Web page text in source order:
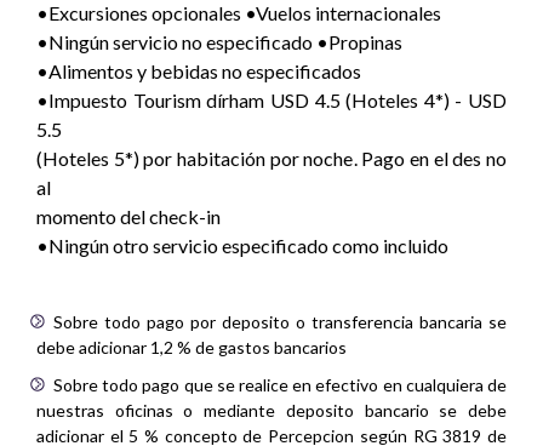
•Excursiones opcionales •Vuelos internacionales
•Ningún servicio no especificado •Propinas
•Alimentos y bebidas no especificados
•Impuesto Tourism dírham USD 4.5 (Hoteles 4*) - USD
5.5
(Hoteles 5*) por habitación por noche. Pago en el des no
al
momento del check-in
•Ningún otro servicio especificado como incluido
Sobre todo pago por deposito o transferencia bancaria se
debe adicionar 1,2 % de gastos bancarios
Sobre todo pago que se realice en efectivo en cualquiera de
nuestras oficinas o mediante deposito bancario se debe
adicionar el 5 % concepto de Percepcion según RG 3819 de